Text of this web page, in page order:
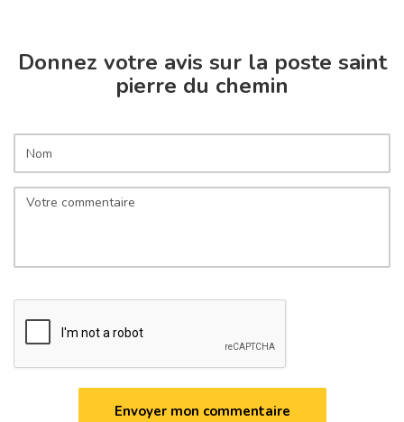
Donnez votre avis sur la poste saint
pierre du chemin